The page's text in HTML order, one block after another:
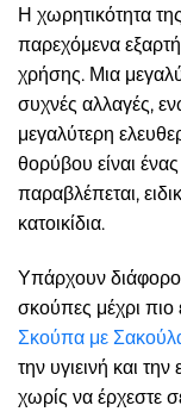
Η χωρητικότητα
παρεχόμενα
χρήσης. Μια
συχνές αλλαγές,
μεγαλύτερη
θορύβου είναι
παραβλέπεται,
κατοικίδια.
Υπάρχουν
σκούπες μέχρι πιο
Σκούπα με
την υγιεινή και
χωρίς να έρχεστε